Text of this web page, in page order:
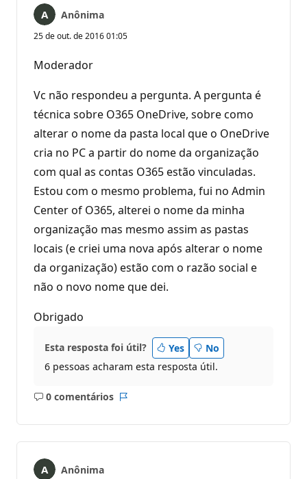
Anônima
25 de out. de 2016 01:05
Moderador
Vc não respondeu a pergunta. A pergunta é
técnica sobre O365 OneDrive, sobre como
alterar o nome da pasta local que o OneDrive
cria no PC a partir do nome da organização
com qual as contas O365 estão vinculadas.
Estou com o mesmo problema, fui no Admin
Center of O365, alterei o nome da minha
organização mas mesmo assim as pastas
locais (e criei uma nova após alterar o nome
da organização) estão com o razão social e
não o novo nome que dei.
Obrigado
Esta resposta foi útil? Yes
No
6 pessoas acharam esta resposta útil.
0 comentários
Sem
Anônima